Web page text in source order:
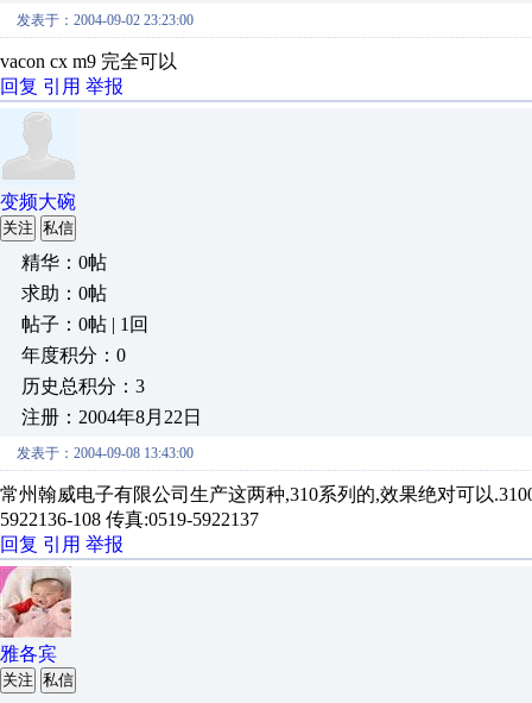
发表于：2004-09-02 23:23:00
vacon cx m9 完全可以
回复 引用 举报
变频大碗
关注 私信
精华：0帖
求助：0帖
帖子：0帖 | 1回
年度积分：0
历史总积分：3
注册：2004年8月22日
发表于：2004-09-08 13:43:00
常州翰威电子有限公司生产这两种,310系列的,效果绝对可以
5922136-108 传真:0519-5922137
回复 引用 举报
雅各宾
关注 私信